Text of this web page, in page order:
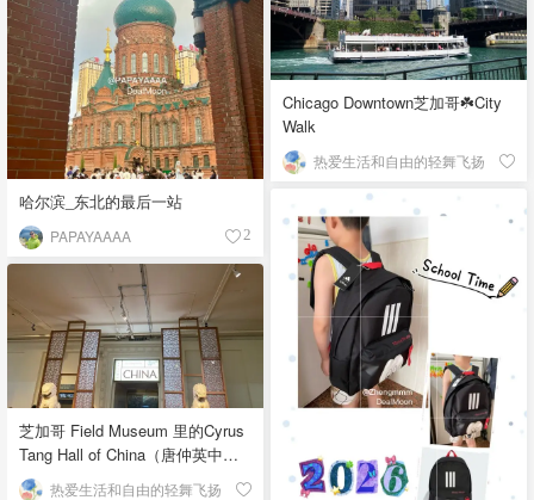
哈尔滨_东北的最后一站
PAPAYAAAA 2
Chicago Downtown芝加哥☘️City
Walk
热爱生活和自由的轻舞飞扬
芝加哥 Field Museum 里的Cyrus
Tang Hall of China（唐仲英中国
馆） 热爱生活和自由的轻舞飞扬